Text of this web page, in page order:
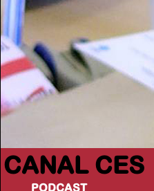
CANAL CES
PODCAST